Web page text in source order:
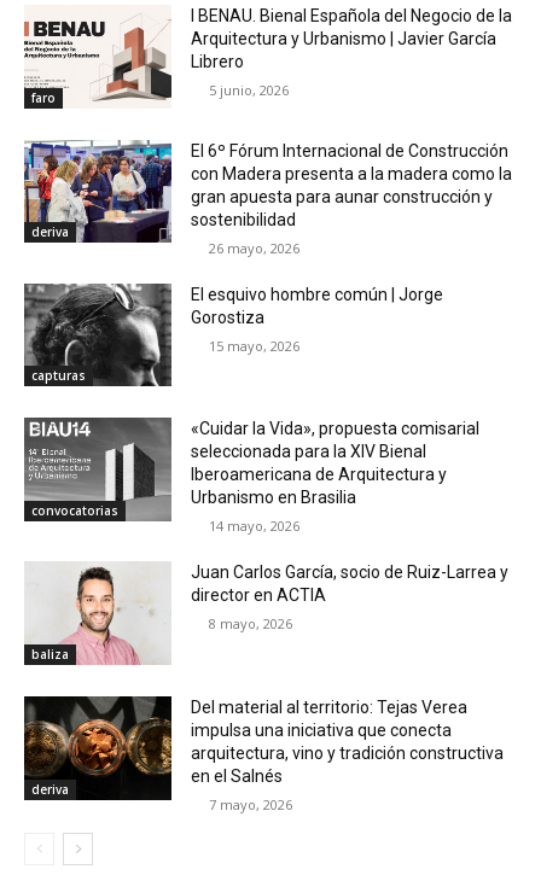
faro
I BENAU. Bienal Española del Negocio de la
Arquitectura y Urbanismo | Javier García
Librero
5 junio, 2026
deriva
El 6º Fórum Internacional de Construcción
con Madera presenta a la madera como la
gran apuesta para aunar construcción y
sostenibilidad
26 mayo, 2026
capturas
El esquivo hombre común | Jorge
Gorostiza
15 mayo, 2026
convocatorias
«Cuidar la Vida», propuesta comisarial
seleccionada para la XIV Bienal
Iberoamericana de Arquitectura y
Urbanismo en Brasilia
14 mayo, 2026
baliza
Juan Carlos García, socio de Ruiz-Larrea y
director en ACTIA
8 mayo, 2026
deriva
Del material al territorio: Tejas Verea
impulsa una iniciativa que conecta
arquitectura, vino y tradición constructiva
en el Salnés
7 mayo, 2026